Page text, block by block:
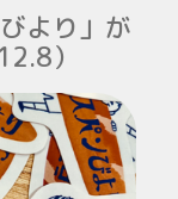
より」が
）